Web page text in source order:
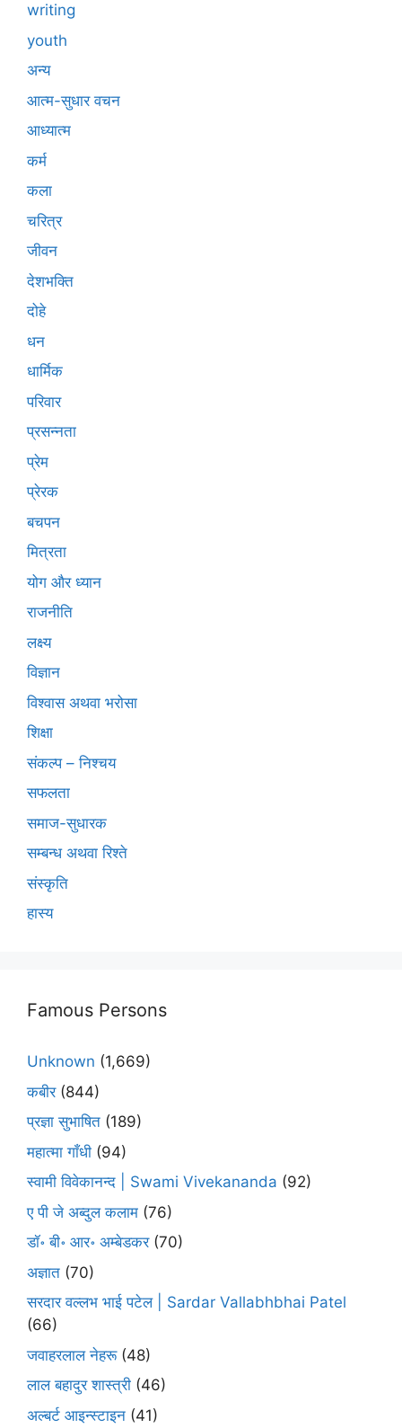
writing
youth
अन्य
आत्म-सुधार वचन
आध्यात्म
कर्म
कला
चरित्र
जीवन
देशभक्ति
दोहे
धन
धार्मिक
परिवार
प्रसन्नता
प्रेम
प्रेरक
बचपन
मित्रता
योग और ध्यान
राजनीति
लक्ष्य
विज्ञान
विश्वास अथवा भरोसा
शिक्षा
संकल्प – निश्चय
सफलता
समाज-सुधारक
सम्बन्ध अथवा रिश्ते
संस्कृति
हास्य
Famous Persons
Unknown (1,669)
कबीर(844)
प्रज्ञा सुभाषित (189)
महात्मा गाँधी (94)
स्वामी विवेकानन्द | Swami Vivekananda (92)
ए पी जे अब्दुल कलाम (76)
डॉ॰ बी॰ आर॰ अम्बेडकर(70)
अज्ञात (70)
सरदार वल्लभ भाई पटेल | Sardar Vallabhbhai Patel
(66)
जवाहरलाल नेहरू(48)
लाल बहादुर शास्त्री (46)
अल्बर्ट आइन्स्टाइन (41)